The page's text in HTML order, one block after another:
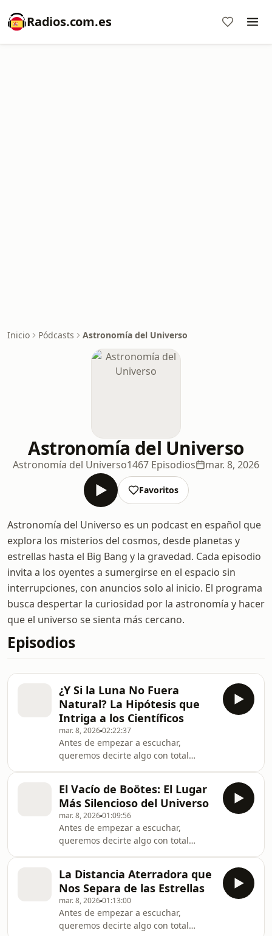
Radios.com.es
Inicio Pódcasts Astronomía del Universo
Astronomía del Universo
Astronomía del Universo1467 Episodios mar. 8, 2026
Favoritos
Astronomía del Universo es un podcast en español que
explora los misterios del cosmos, desde planetas y
estrellas hasta el Big Bang y la gravedad. Cada episodio
invita a los oyentes a sumergirse en el espacio sin
interrupciones, con anuncios solo al inicio. El programa
busca despertar la curiosidad por la astronomía y hacer
que el universo se sienta más cercano.
Episodios
¿Y Si la Luna No Fuera
Natural? La Hipótesis que
Intriga a los Científicos
mar. 8, 202602:22:37
Antes de empezar a escuchar,
queremos decirte algo con total
anuncios están colocados únicamente
al inicio de cada episodio así puedes
escuchar sin interrupciones,
sumergirte por completo y, al mismo
tiempo, apoyar este espacio que
respira curiosidad. Astronomía del
Universo cui
El Vacío de Boötes: El Lugar
Más Silencioso del Universo
mar. 8, 202601:09:56
Antes de empezar a escuchar,
queremos decirte algo con total
anuncios están colocados únicamente
al inicio de cada episodio así puedes
escuchar sin interrupciones,
sumergirte por completo y, al mismo
tiempo, apoyar este espacio que
La Distancia Aterradora que
Nos Separa de las Estrellas
mar. 8, 202601:13:00
Antes de empezar a escuchar,
queremos decirte algo con total